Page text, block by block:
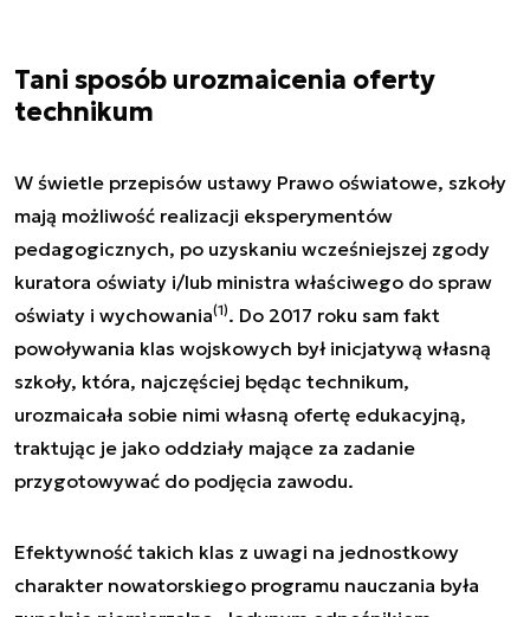
Tani sposób urozmaicenia oferty
technikum
W świetle przepisów ustawy Prawo oświatowe, szkoły
mają możliwość realizacji eksperymentów
pedagogicznych, po uzyskaniu wcześniejszej zgody
kuratora oświaty i/lub ministra właściwego do spraw
oświaty i wychowania(1). Do 2017 roku sam fakt
powoływania klas wojskowych był inicjatywą własną
szkoły, która, najczęściej będąc technikum,
urozmaicała sobie nimi własną ofertę edukacyjną,
traktując je jako oddziały mające za zadanie
przygotowywać do podjęcia zawodu.
Efektywność takich klas z uwagi na jednostkowy
charakter nowatorskiego programu nauczania była